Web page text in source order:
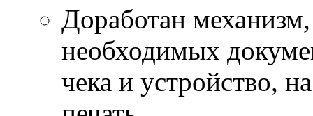
Доработан
необходимых
чека и устройство,